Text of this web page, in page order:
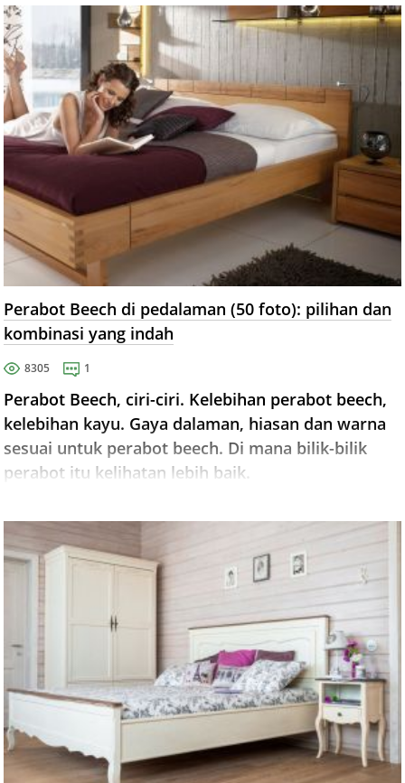
Perabot Beech di pedalaman (50 foto): pilihan dan
kombinasi yang indah
8305 1
Perabot Beech, ciri-ciri. Kelebihan perabot beech,
kelebihan kayu. Gaya dalaman, hiasan dan warna
sesuai untuk perabot beech. Di mana bilik-bilik
perabot itu kelihatan lebih baik.